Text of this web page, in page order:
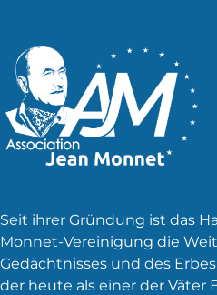
Seit ihrer Gründung ist das
Monnet-Vereinigung die
Gedächtnisses und des
der heute als einer der Väter